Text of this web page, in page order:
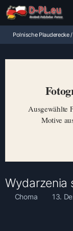
Polnische Plauderecke
Ausgewählte
Motive
Wydarzenia
Choma 13.